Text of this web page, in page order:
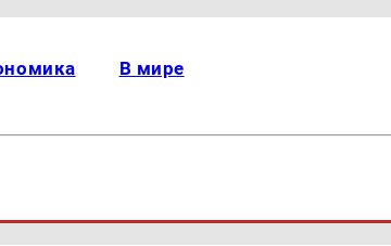
В мире